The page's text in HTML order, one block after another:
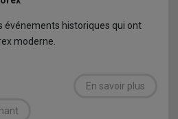
événements historiques qui ont
moderne.
En savoir plus